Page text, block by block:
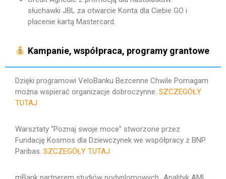
słuchawki JBL za otwarcie Konta dla Ciebie GO i
płacenie kartą Mastercard.
Kampanie, współpraca, programy grantowe
Dzięki programowi VeloBanku Bezcenne Chwile Pomagam
można wspierać organizacje dobroczynne. SZCZEGÓŁY
TUTAJ
Warsztaty “Poznaj swoje moce” stworzone przez
Fundację Kosmos dla Dziewczynek we współpracy z BNP
Paribas. SZCZEGÓŁY TUTAJ